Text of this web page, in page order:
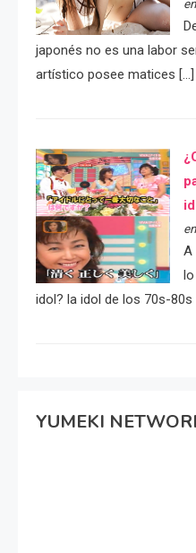
japonés no es una labor
artístico posee matices […]
A
idol? la idol de los 70s-80s
YUMEKI